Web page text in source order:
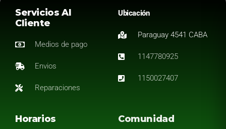
Servicios Al
Cliente
Medios de pago
Envios
Reparaciones
Ubicación
Paraguay 4541 CABA
1147780925
1150027407
Horarios Comunidad